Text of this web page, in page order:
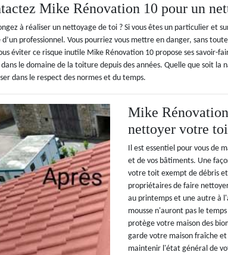
Mike Rénovation 10 pour un
à réaliser un nettoyage de toi ? Si vous êtes un particulier et
d’un professionnel. Vous pourriez vous mettre en danger, sans
éviter ce risque inutile Mike Rénovation 10 propose ses savoir-
le domaine de la toiture depuis des années. Quelle que soit la
dans le respect des normes et du temps.
Mike
nettoyer votre
Il est essentiel pour vous de
et de vos bâtiments. Une
votre toit exempt de débris
propriétaires de faire
au printemps et une autre à
mousse n'auront pas le
protège votre maison des
garde votre maison fraîche
maintenir l'état général de